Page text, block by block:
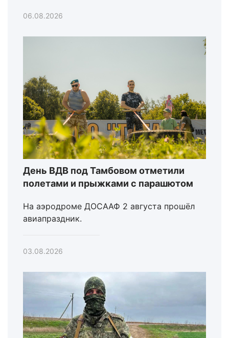
06.08.2026
День ВДВ под Тамбовом отметили
полетами и прыжками с парашютом
На аэродроме ДОСААФ 2 августа прошёл
авиапраздник.
03.08.2026